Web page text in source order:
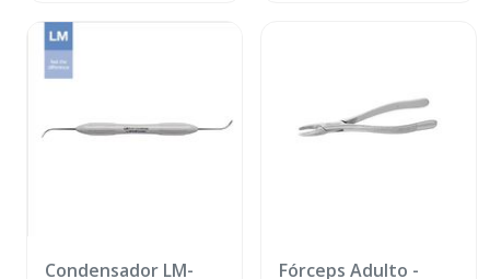
Condensador LM-
Fórceps Adulto -